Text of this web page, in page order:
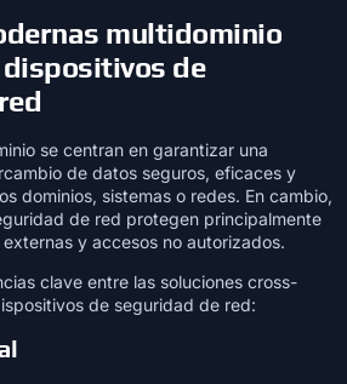
multidominio
de
se centran en garantizar una
de datos seguros, eficaces y
dominios, sistemas o redes. En cambio,
de red protegen principalmente
y accesos no autorizados.
clave entre las soluciones cross-
de seguridad de red: